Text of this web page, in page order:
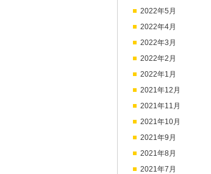
2022年5月
2022年4月
2022年3月
2022年2月
2022年1月
2021年12月
2021年11月
2021年10月
2021年9月
2021年8月
2021年7月